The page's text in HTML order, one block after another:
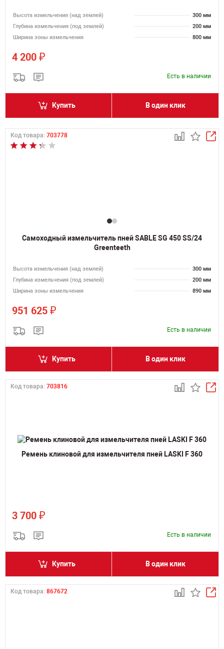
Высота измельчения (над землей)
300 мм
Глубина измельчения (под землей)
200 мм
Ширина зоны измельчения
800 мм
4 200 ₽
Есть в наличии
Купить В один клик
Код товара: 703778
Самоходный измельчитель пней SABLE SG 450 SS/24
Greenteeth
Высота измельчения (над землей)
300 мм
Глубина измельчения (под землей)
200 мм
Ширина зоны измельчения
890 мм
951 625 ₽
Есть в наличии
Купить В один клик
Код товара: 703816
Ремень клиновой для измельчителя пней LASKI F 360
3 700 ₽
Есть в наличии
Купить В один клик
Код товара: 867672